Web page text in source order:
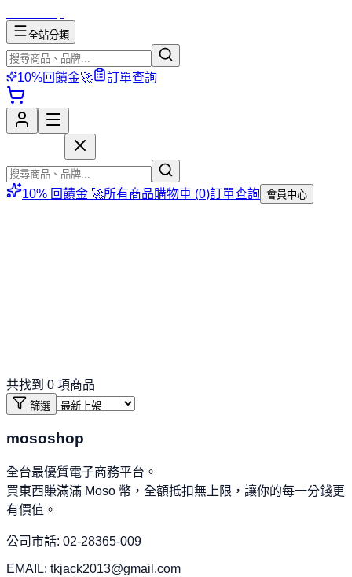
全站分類
10%回饋金🚀 訂單查詢
10% 回饋金 🚀所有商品購物車 (0)訂單查詢 會員中心
共找到 0 項商品
篩選
mososhop
全台最優質電子商務平台。
買東西賺滿滿 Moso 幣，全額抵扣無上限，讓你的每一分錢更
有價值。
公司市話: 02-28365-009
EMAIL: tkjack2013@gmail.com